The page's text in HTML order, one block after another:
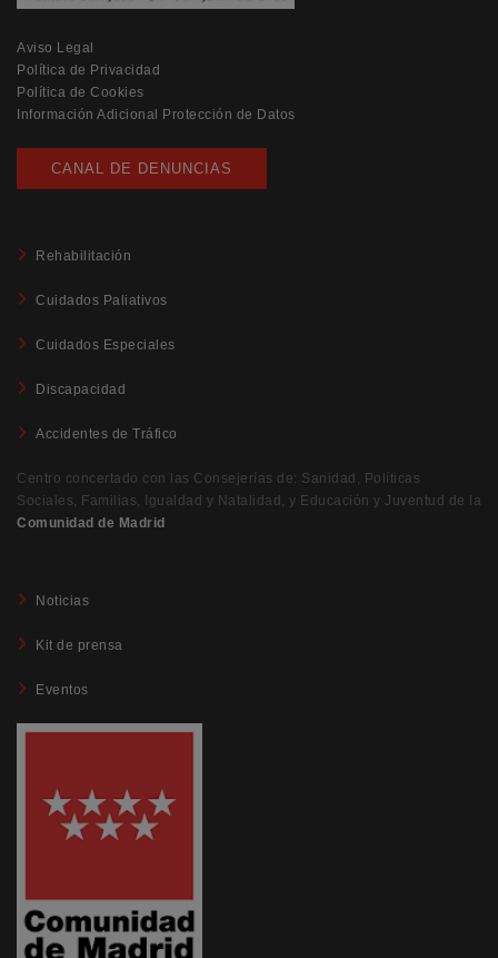
Aviso Legal
Política de Privacidad
Política de Cookies
Información Adicional Protección de Datos
CANAL DE DENUNCIAS
Rehabilitación
Cuidados Paliativos
Cuidados Especiales
Discapacidad
Accidentes de Tráfico
Centro concertado con las Consejerías de: Sanidad, Políticas
Sociales, Familias, Igualdad y Natalidad, y Educación y Juventud de la
Comunidad de Madrid
Noticias
Kit de prensa
Eventos